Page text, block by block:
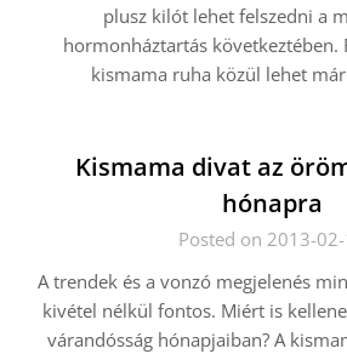
plusz kilót lehet felszedni a
hormonháztartás következtében.
kismama ruha közül lehet
Kismama divat az
hónapra
Posted on 2013-
A trendek és a vonzó megjelenés
kivétel nélkül fontos. Miért is
várandósság hónapjaiban? A